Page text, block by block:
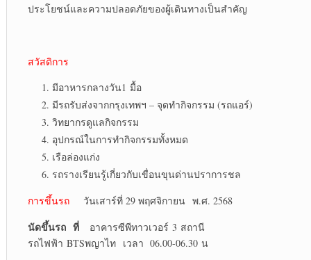
ประโยชน์และความปลอดภัยของผู้เดินทางเป็นสำคัญ
สวัสดิการ
มีอาหารกลางวัน1 มื้อ
มีรถรับส่งจากกรุงเทพฯ – จุดทำกิจกรรม (รถแอร์)
วิทยากรดูแลกิจกรรม
อุปกรณ์ในการทำกิจกรรมทั้งหมด
เรือล่องแก่ง
รถรางเรียนรู้เกี่ยวกับเขื่อนขุนด่านปราการชล
การขึ้นรถ
วันเสาร์ที่ 29 พฤศจิกายน พ.ศ. 2568
นัดขึ้นรถที่
อาคารซีพีทาวเวอร์ 3 สถานี
รถไฟฟ้า BTSพญาไท เวลา 06.00-06.30 น